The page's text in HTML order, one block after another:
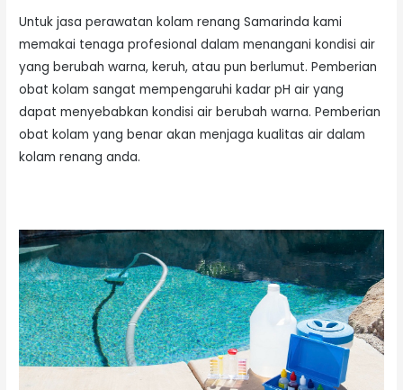
Untuk jasa perawatan kolam renang Samarinda kami
memakai tenaga profesional dalam menangani kondisi air
yang berubah warna, keruh, atau pun berlumut. Pemberian
obat kolam sangat mempengaruhi kadar pH air yang
dapat menyebabkan kondisi air berubah warna. Pemberian
obat kolam yang benar akan menjaga kualitas air dalam
kolam renang anda.